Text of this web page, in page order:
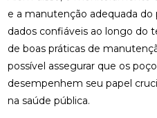
e a manutenção adequada do
dados confiáveis ao longo do
de boas práticas de
possível assegurar que os
desempenhem seu papel
na saúde pública.